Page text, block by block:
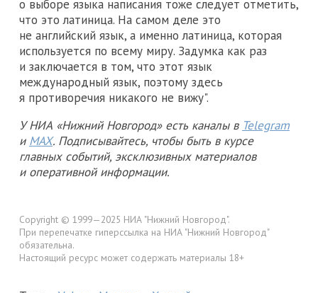
о выборе языка написания тоже следует отметить,
что это латиница. На самом деле это
не английский язык, а именно латиница, которая
используется по всему миру. Задумка как раз
и заключается в том, что этот язык
международный язык, поэтому здесь
я противоречия никакого не вижу".
У НИА «Нижний Новгород» есть каналы в Telegram
и MAX. Подписывайтесь, чтобы быть в курсе
главных событий, эксклюзивных материалов
и оперативной информации.
Copyright © 1999—2025 НИА "Нижний Новгород".
При перепечатке гиперссылка на НИА "Нижний Новгород"
обязательна.
Настоящий ресурс может содержать материалы 18+